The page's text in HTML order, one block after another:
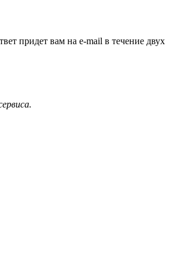
придет вам на e-mail в течение двух